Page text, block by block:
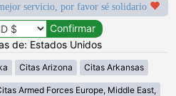
servicio, por favor sé solidario
de: Estados Unidos
Citas Arizona Citas Arkansas
Armed Forces Europe, Middle East,